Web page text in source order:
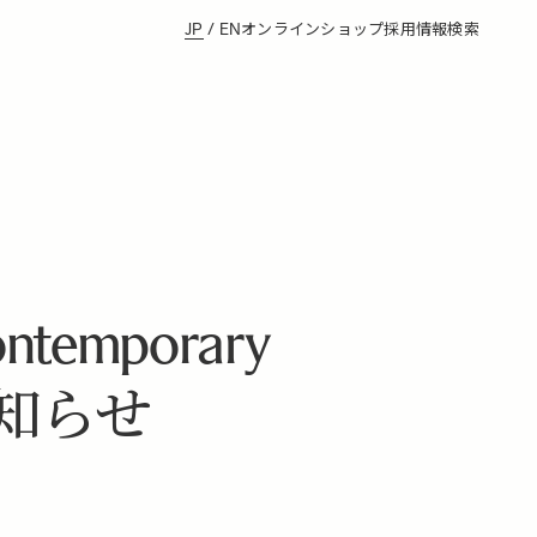
JP / ENオンラインショップ採用情報検索
らせ